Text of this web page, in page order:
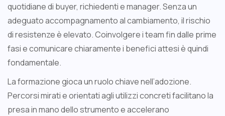
quotidiane di buyer, richiedenti e manager. Senza un
adeguato accompagnamento al cambiamento, il rischio
di resistenze è elevato. Coinvolgere i team fin dalle prime
fasi e comunicare chiaramente i benefici attesi è quindi
fondamentale.
La formazione gioca un ruolo chiave nell’adozione.
Percorsi mirati e orientati agli utilizzi concreti facilitano la
presa in mano dello strumento e accelerano